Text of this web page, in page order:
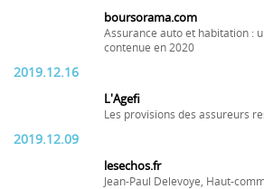
boursorama.com
Assurance auto et habitation :
contenue en 2020
2019.12.16
L'Agefi
Les provisions des assureurs
2019.12.09
lesechos.fr
Jean-Paul Delevoye, Haut-